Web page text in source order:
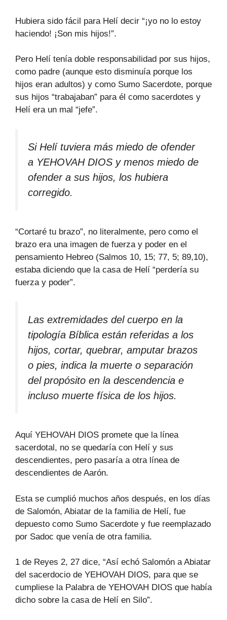
Hubiera sido fácil para Helí decir “¡yo no lo estoy
haciendo! ¡Son mis hijos!”.
Pero Helí tenía doble responsabilidad por sus hijos,
como padre (aunque esto disminuía porque los
hijos eran adultos) y como Sumo Sacerdote, porque
sus hijos “trabajaban” para él como sacerdotes y
Helí era un mal “jefe”.
Si Helí tuviera más miedo de ofender
a YEHOVAH DIOS y menos miedo de
ofender a sus hijos, los hubiera
corregido.
“Cortaré tu brazo”, no literalmente, pero como el
brazo era una imagen de fuerza y poder en el
pensamiento Hebreo (Salmos 10, 15; 77, 5; 89,10),
estaba diciendo que la casa de Helí “perdería su
fuerza y poder”.
Las extremidades del cuerpo en la
tipología Bíblica están referidas a los
hijos, cortar, quebrar, amputar brazos
o pies, indica la muerte o separación
del propósito en la descendencia e
incluso muerte física de los hijos.
Aquí YEHOVAH DIOS promete que la línea
sacerdotal, no se quedaría con Helí y sus
descendientes, pero pasaría a otra línea de
descendientes de Aarón.
Esta se cumplió muchos años después, en los días
de Salomón, Abiatar de la familia de Helí, fue
depuesto como Sumo Sacerdote y fue reemplazado
por Sadoc que venía de otra familia.
1 de Reyes 2, 27 dice, “Así echó Salomón a Abiatar
del sacerdocio de YEHOVAH DIOS, para que se
cumpliese la Palabra de YEHOVAH DIOS que había
dicho sobre la casa de Helí en Silo”.